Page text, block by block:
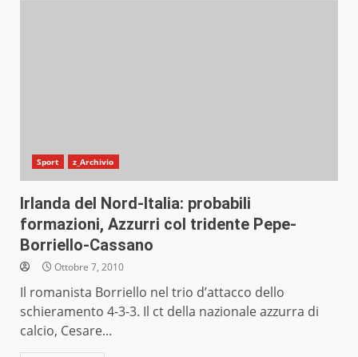
Sport z_Archivio
Irlanda del Nord-Italia: probabili
formazioni, Azzurri col tridente Pepe-
Borriello-Cassano
Ottobre 7, 2010
Il romanista Borriello nel trio d’attacco dello
schieramento 4-3-3. Il ct della nazionale azzurra di
calcio, Cesare...